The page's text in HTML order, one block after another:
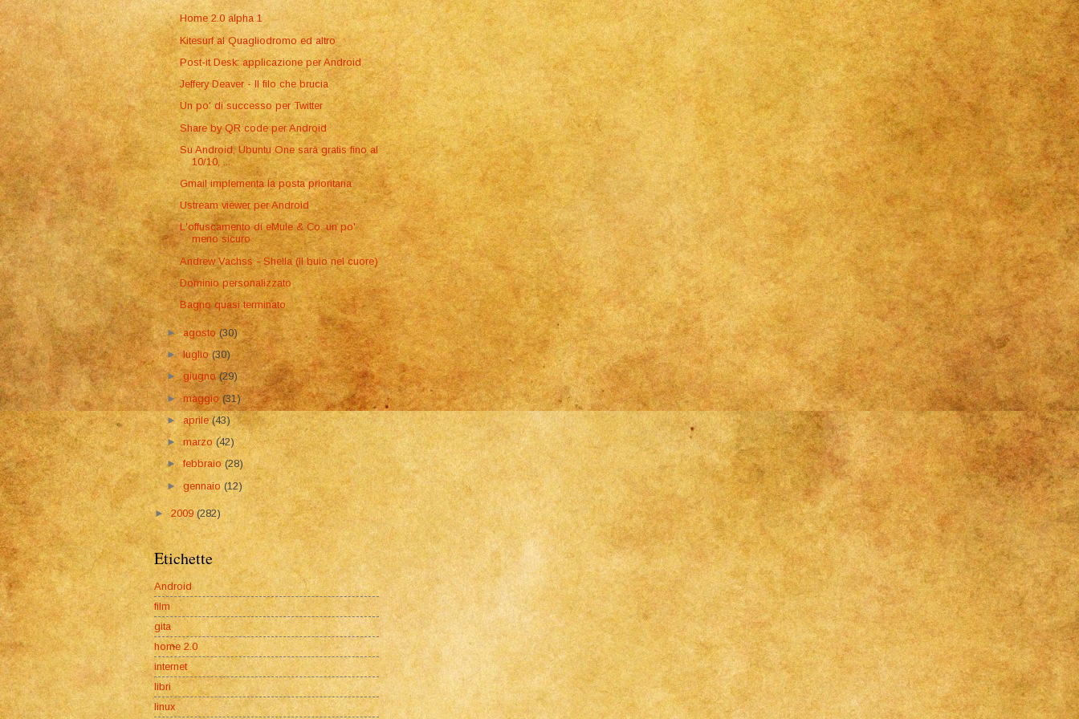
Home 2.0 alpha 1
Kitesurf al Quagliodromo ed altro
Post-it Desk: applicazione per Android
Jeffery Deaver - Il filo che brucia
Un po' di successo per Twitter
Share by QR code per Android
Su Android, Ubuntu One sarà gratis fino al
10/10, ...
Gmail implementa la posta prioritaria
Ustream viewer per Android
L'offuscamento di eMule & Co. un po'
meno sicuro
Andrew Vachss - Shella (Il buio nel cuore)
Dominio personalizzato
Bagno quasi terminato
►agosto(30)
►luglio(30)
►giugno(29)
►maggio(31)
►aprile(43)
►marzo(42)
►febbraio(28)
►gennaio(12)
►2009 (282)
Etichette
Android
film
gita
home 2.0
internet
libri
linux